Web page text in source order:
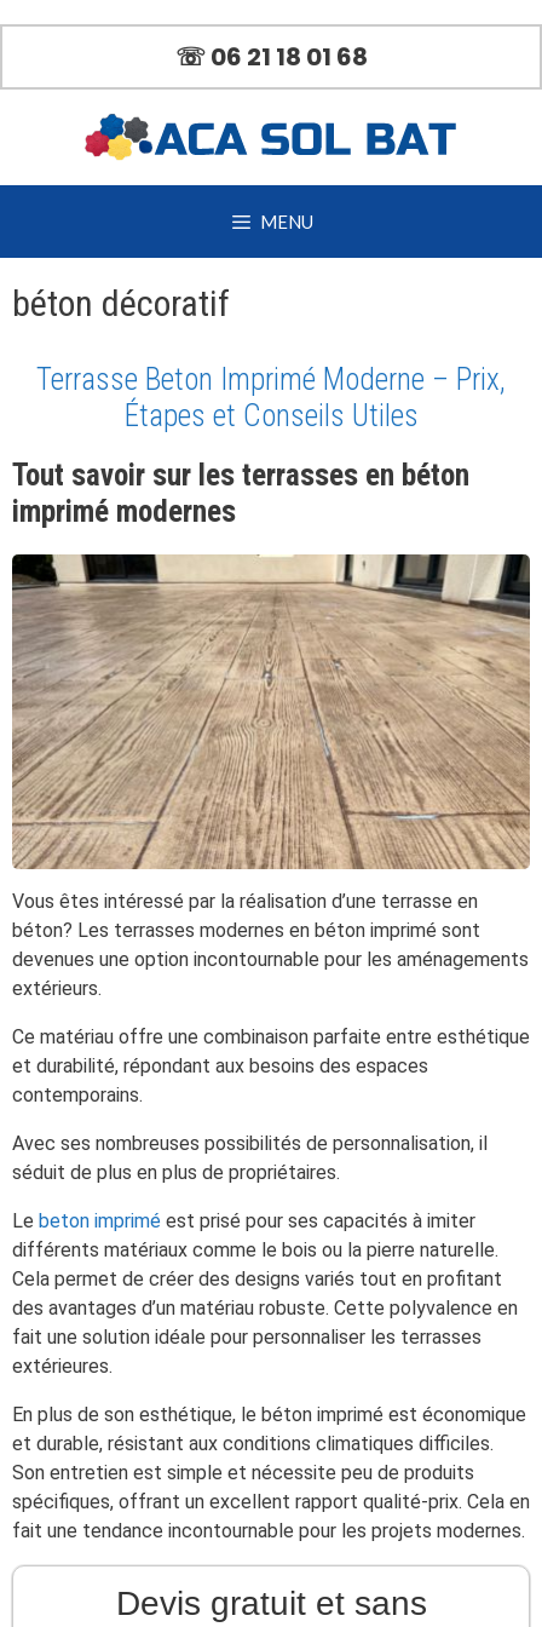
contenu
☏ 06 21 18 01 68
MENU
béton décoratif
Terrasse Beton Imprimé Moderne – Prix,
Étapes et Conseils Utiles
Tout savoir sur les terrasses en béton
imprimé modernes
Vous êtes intéressé par la réalisation d’une terrasse en
béton? Les terrasses modernes en béton imprimé sont
devenues une option incontournable pour les aménagements
extérieurs.
Ce matériau offre une combinaison parfaite entre esthétique
et durabilité, répondant aux besoins des espaces
contemporains.
Avec ses nombreuses possibilités de personnalisation, il
séduit de plus en plus de propriétaires.
Le beton imprimé est prisé pour ses capacités à imiter
différents matériaux comme le bois ou la pierre naturelle.
Cela permet de créer des designs variés tout en profitant
des avantages d’un matériau robuste. Cette polyvalence en
fait une solution idéale pour personnaliser les terrasses
extérieures.
En plus de son esthétique, le béton imprimé est économique
et durable, résistant aux conditions climatiques difficiles.
Son entretien est simple et nécessite peu de produits
spécifiques, offrant un excellent rapport qualité-prix. Cela en
fait une tendance incontournable pour les projets modernes.
Devis gratuit et sans